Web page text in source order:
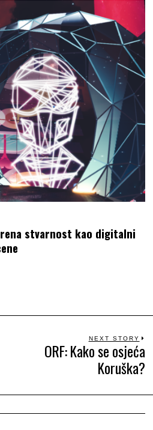
stvarnost kao digitalni
NEXT STORY
ORF: Kako se osjeća
Koruška?